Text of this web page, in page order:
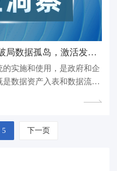
数字化转型赋能政企：破局数据孤岛，激活发展新引擎
实施和使用，是政府和企
数据资产入表和数据流通
5 下一页